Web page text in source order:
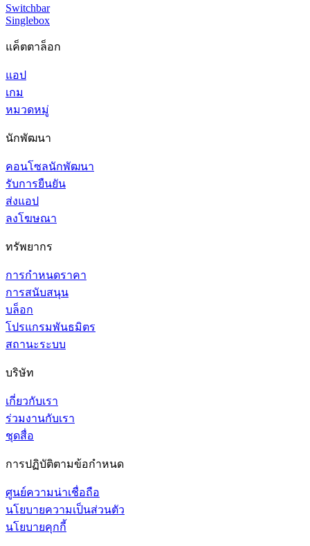
Switchbar
Singlebox
แค็ตตาล็อก
แอป
เกม
หมวดหมู่
นักพัฒนา
คอนโซลนักพัฒนา
รับการยืนยัน
ส่งแอป
ลงโฆษณา
ทรัพยากร
การกำหนดราคา
การสนับสนุน
บล็อก
โปรแกรมพันธมิตร
สถานะระบบ
บริษัท
เกี่ยวกับเรา
ร่วมงานกับเรา
ชุดสื่อ
การปฏิบัติตามข้อกำหนด
ศูนย์ความน่าเชื่อถือ
นโยบายความเป็นส่วนตัว
นโยบายคุกกี้